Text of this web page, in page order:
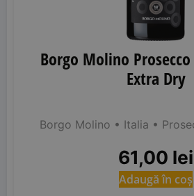
Borgo Molino Prosecco
Extra Dry
Borgo Molino • Italia •
61,00 lei
Adaugă în coș